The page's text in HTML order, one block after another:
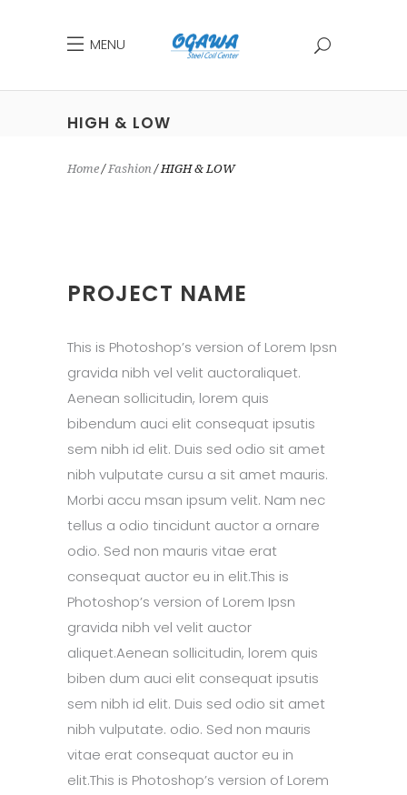
MENU
HIGH & LOW
Home Fashion HIGH & LOW
PROJECT NAME
This is Photoshop’s version of Lorem Ipsn
gravida nibh vel velit auctoraliquet.
Aenean sollicitudin, lorem quis
bibendum auci elit consequat ipsutis
sem nibh id elit. Duis sed odio sit amet
nibh vulputate cursu a sit amet mauris.
Morbi accu msan ipsum velit. Nam nec
tellus a odio tincidunt auctor a ornare
odio. Sed non mauris vitae erat
consequat auctor eu in elit.This is
Photoshop’s version of Lorem Ipsn
gravida nibh vel velit auctor
aliquet.Aenean sollicitudin, lorem quis
biben dum auci elit consequat ipsutis
sem nibh id elit. Duis sed odio sit amet
nibh vulputate. odio. Sed non mauris
vitae erat consequat auctor eu in
elit.This is Photoshop’s version of Lorem